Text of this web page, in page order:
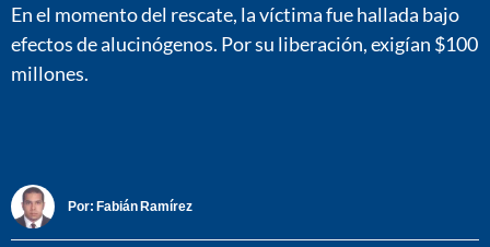
En el momento del rescate, la víctima fue hallada bajo
efectos de alucinógenos. Por su liberación, exigían $100
millones.
Por: Fabián Ramírez